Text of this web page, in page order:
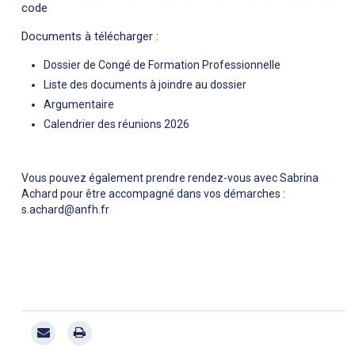
code
Documents à télécharger :
Dossier de Congé de Formation Professionnelle
Liste des documents à joindre au dossier
Argumentaire
Calendrier des réunions 2026
Vous pouvez également prendre rendez-vous avec Sabrina
Achard pour être accompagné dans vos démarches :
s.achard@anfh.fr